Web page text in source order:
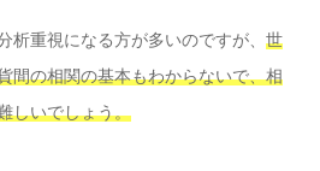
析重視になる方が多いのですが、 世
間の相関の基本もわからないで、相
しいでしょう。